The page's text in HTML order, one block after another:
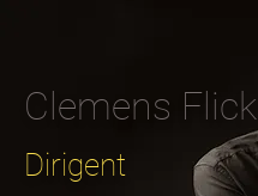
Clemens Flick
Dirigent